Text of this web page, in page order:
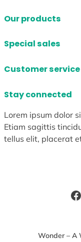
Our products
Special sales
Customer service
Stay connected
Lorem ipsum dolor
Etiam sagittis
tellus elit, placerat
Wonder – A